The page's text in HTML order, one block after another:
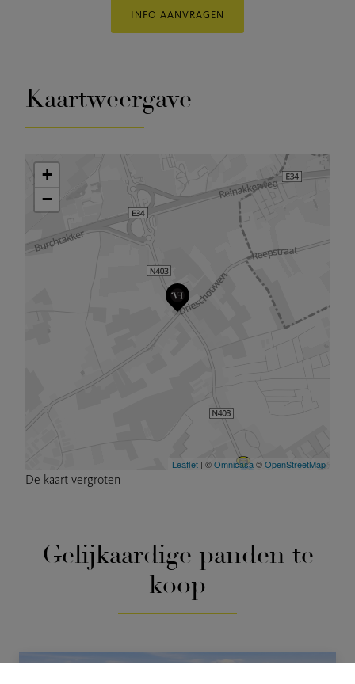
INFO AANVRAGEN
Kaartweergave
De kaart vergroten
Gelijkaardige panden te
koop